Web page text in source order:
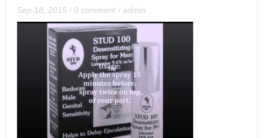
Sep 18, 2015 / 0 comment /admin